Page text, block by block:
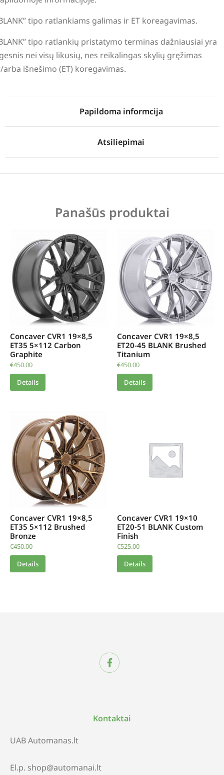
tipo ratlankiams galimas ir ET koreagavimas.
tipo ratlankių pristatymo terminas dažniausiai yra
nei visų likusių, nes reikalingas skylių gręžimas
arba išnešimo (ET) koregavimas.
Papildoma informcija
Atsiliepimai
Panašūs produktai
Concaver CVR1 19×8,5
ET35 5×112 Carbon
Graphite
€450.00
Details
Concaver CVR1 19×8,5
ET20-45 BLANK Brushed
Titanium
€450.00
Details
Concaver CVR1 19×8,5
ET35 5×112 Brushed
Bronze
€450.00
Details
Concaver CVR1 19×10
ET20-51 BLANK Custom
Finish
€525.00
Details
Kontaktai
UAB Automanas.lt
El.p. shop@automanai.lt